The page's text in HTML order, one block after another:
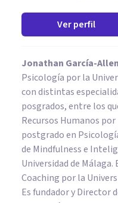
Ver perfil
Jonathan García-Allen
Psicología por la
con distintas
posgrados, entre los
Recursos Humanos
postgrado en
de Mindfulness e
Universidad de
Coaching por la
Es fundador y Director